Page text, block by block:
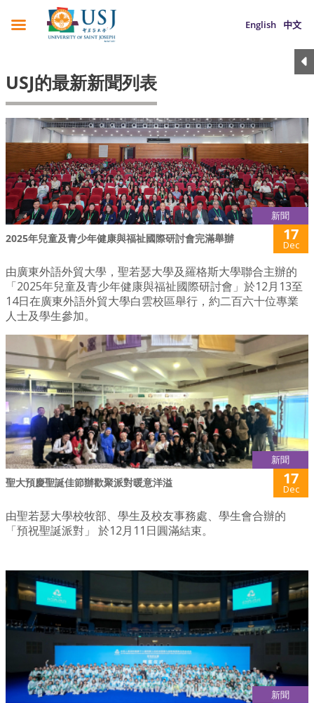
English 中文
USJ的最新新聞列表
新聞
2025年兒童及青少年健康與福祉國際研討會完滿舉辦 17
Dec
由廣東外語外貿大學，聖若瑟大學及羅格斯大學聯合主辦的
「2025年兒童及青少年健康與福祉國際研討會」於12月13至
14日在廣東外語外貿大學白雲校區舉行，約二百六十位專業
人士及學生參加。
新聞
聖大預慶聖誕佳節辦歡聚派對暖意洋溢 17
Dec
由聖若瑟大學校牧部、學生及校友事務處、學生會合辦的
「預祝聖誕派對」 於12月11日圓滿結束。
新聞